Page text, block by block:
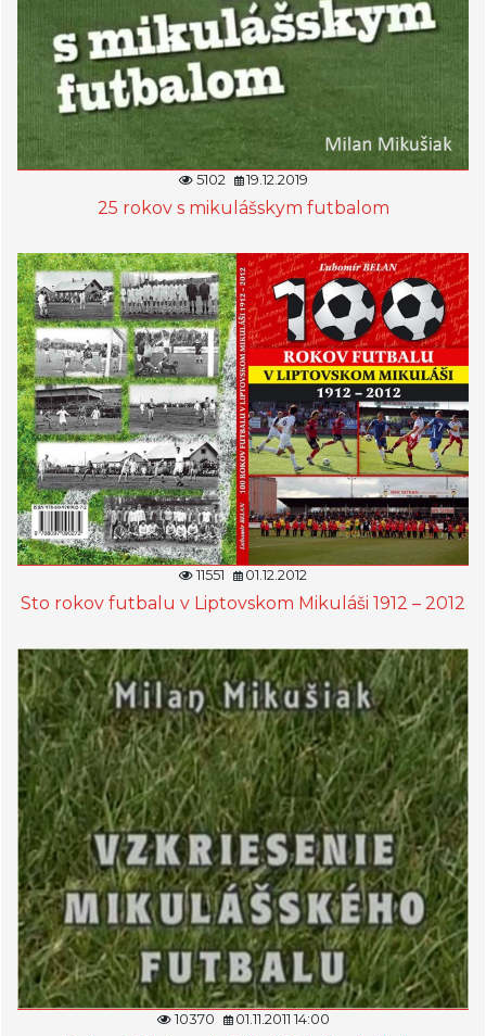
5102 19.12.2019
25 rokov s mikulášskym futbalom
11551 01.12.2012
Sto rokov futbalu v Liptovskom Mikuláši 1912 – 2012
10370 01.11.2011 14:00